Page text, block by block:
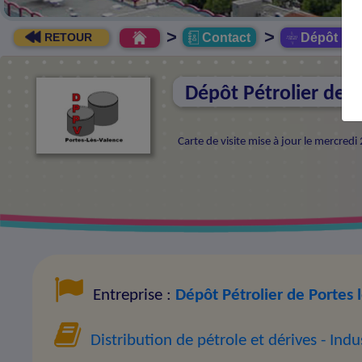
RETOUR > Contact > Dépôt
Dépôt Pétrolier de
Carte de visite mise à jour le
Entreprise : Dépôt Pétrolier de Portes
Distribution de pétrole et dérives -